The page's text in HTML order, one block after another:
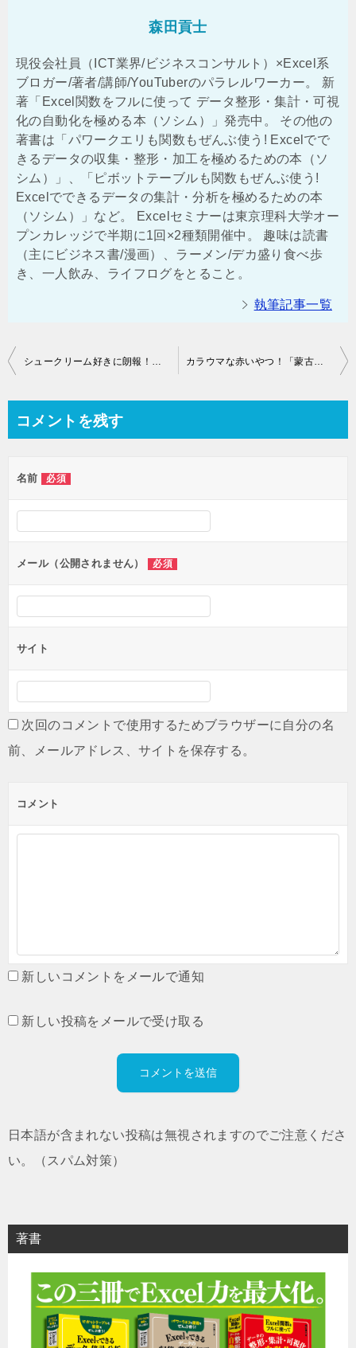
森田貢士
現役会社員（ICT業界/ビジネスコンサルト）×Excel系
ブロガー/著者/講師/YouTuberのパラレルワーカー。 新
著「Excel関数をフルに使って データ整形・集計・可視
化の自動化を極める本（ソシム）」発売中。 その他の
著書は「パワークエリも関数もぜんぶ使う! Excelでで
きるデータの収集・整形・加工を極めるための本（ソ
シム）」、「ピボットテーブルも関数もぜんぶ使う!
Excelでできるデータの集計・分析を極めるための本
（ソシム）」など。 Excelセミナーは東京理科大学オー
プンカレッジで半期に1回×2種類開催中。 趣味は読書
（主にビジネス書/漫画）、ラーメン/デカ盛り食べ歩
き、一人飲み、ライフログをとること。
執筆記事一覧
投
ビ
ー
シ
ョ
ン
シュークリーム好きに朗報！クリームをあふれさせない上手な食べ方！ カラウマな赤いやつ！「蒙古タンメン中本秋津店」で蒙古タンメン定食を食べた！
コメントを残す
名前 必須
メール（公開されません） 必須
サイト
次回のコメントで使用するためブラウザーに自分の名
前、メールアドレス、サイトを保存する。
コメント
新しいコメントをメールで通知
新しい投稿をメールで受け取る
日本語が含まれない投稿は無視されますのでご注意くださ
い。（スパム対策）
著書